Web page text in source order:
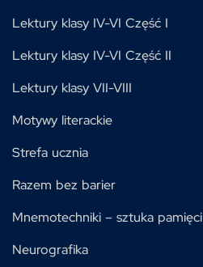
Lektury klasy IV-VI Część I
Lektury klasy IV-VI Część II
Lektury klasy VII-VIII
Motywy literackie
Strefa ucznia
Razem bez barier
Mnemotechniki – sztuka pamięci
Neurografika